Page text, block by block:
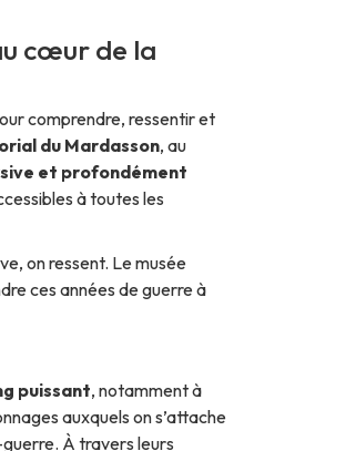
cœur de la
comprendre, ressentir et
du Mardasson, au
et profondément
à toutes les
on ressent. Le musée
ces années de guerre à
puissant, notamment à
auxquels on s’attache
À travers leurs